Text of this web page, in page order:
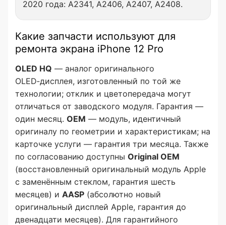
2020 года: A2341, A2406, A2407, A2408.
Какие запчасти используют для
ремонта экрана iPhone 12 Pro
OLED HQ — аналог оригинального
OLED‑дисплея, изготовленный по той же
технологии; отклик и цветопередача могут
отличаться от заводского модуля. Гарантия —
один месяц. OEM — модуль, идентичный
оригиналу по геометрии и характеристикам; на
карточке услуги — гарантия три месяца. Также
по согласованию доступны Original OEM
(восстановленный оригинальный модуль Apple
с заменённым стеклом, гарантия шесть
месяцев) и AASP (абсолютно новый
оригинальный дисплей Apple, гарантия до
двенадцати месяцев). Для гарантийного